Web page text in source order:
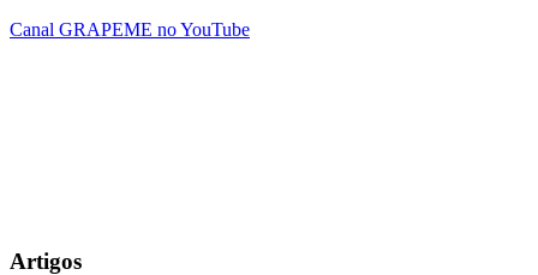
Canal GRAPEME no YouTube
Artigos